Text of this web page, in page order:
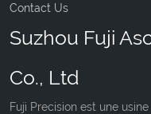
Contact Us
Suzhou Fuji
Co., Ltd
Fuji Precision est une